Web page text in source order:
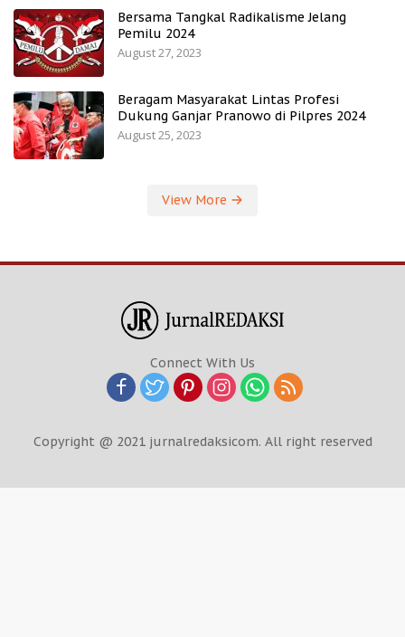
Bersama Tangkal Radikalisme Jelang
Pemilu 2024
August 27, 2023
Beragam Masyarakat Lintas Profesi
Dukung Ganjar Pranowo di Pilpres 2024
August 25, 2023
View More
Connect With Us
Copyright @ 2021 jurnalredaksicom. All right reserved